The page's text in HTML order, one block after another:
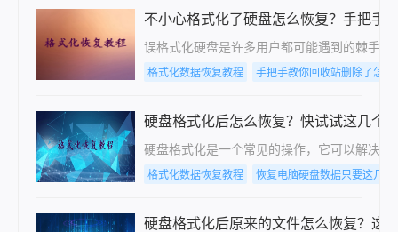
不小心格式化了硬盘怎么恢复？手把手
误格式化硬盘是许多用户都可能遇到的棘手
格式化数据恢复教程 手把手教你回收站删除了怎么
硬盘格式化后怎么恢复？快试试这几个
硬盘格式化是一个常见的操作，它可以解决
格式化数据恢复教程 恢复电脑硬盘数据只要这几个
硬盘格式化后原来的文件怎么恢复？这